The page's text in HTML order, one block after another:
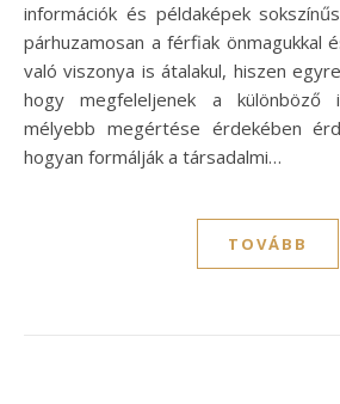
információk és példaképek
párhuzamosan a férfiak önmagukkal
való viszonya is átalakul, hiszen
hogy megfeleljenek a különböző
mélyebb megértése érdekében
hogyan formálják a társadalmi…
TOVÁBB